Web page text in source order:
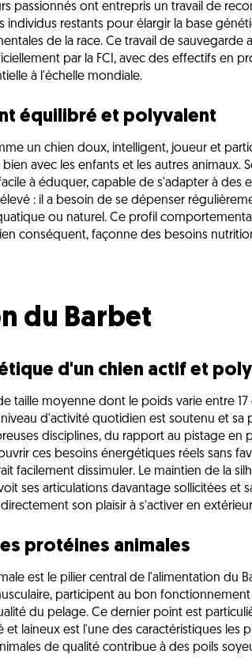
passionnés ont entrepris un travail de
individus restants pour élargir la base
de la race. Ce travail de sauvegarde
par la FCI, avec des effectifs en
à l'échelle mondiale.
équilibré et polyvalent
un chien doux, intelligent, joueur et
avec les enfants et les autres animaux.
à éduquer, capable de s'adapter à des
: il a besoin de se dépenser
ou naturel. Ce profil
conséquent, façonne des besoins
du Barbet
d'un chien actif et
taille moyenne dont le poids varie entre
d'activité quotidien est soutenu et sa
disciplines, du rapport au pistage en
ces besoins énergétiques réels sans
facilement dissimuler. Le maintien de la
ses articulations davantage sollicitées et
son plaisir à s'activer en
protéines animales
est le pilier central de l'alimentation du
participent au bon
du pelage. Ce dernier point est
laineux est l'une des caractéristiques les
de qualité contribue à des poils